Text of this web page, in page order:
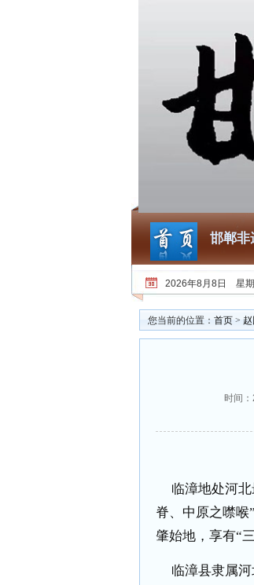
邯郸非
2026年8月8日 星
您当前的位置： 首页 > 赵
时间
临漳地处河
脊、中原之噤
肇始地，享有“
临漳县隶属